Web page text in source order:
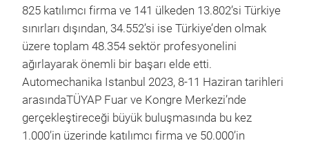
825 katılımcı firma ve 141 ülkeden 13.802’si Türkiye
sınırları dışından, 34.552’si ise Türkiye’den olmak
üzere toplam 48.354 sektör profesyonelini
ağırlayarak önemli bir başarı elde etti.
Automechanika Istanbul 2023, 8-11 Haziran tarihleri
arasındaTÜYAP Fuar ve Kongre Merkezi’nde
gerçekleştireceği büyük buluşmasında bu kez
1.000’in üzerinde katılımcı firma ve 50.000’in